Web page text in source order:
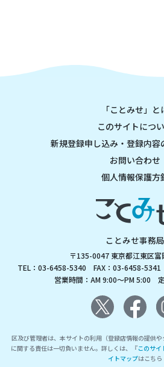
「ことみせ」と
このサイトにつ
新規登録申し込み・登録内容
お問い合わせ
個人情報保護方
ことみせ事務局
〒135-0047 東京都江東区
TEL：03-6458-5340 FAX：03-6458-
営業時間：AM 9:00～PM 5:00
区及び管理者は、本サイトの利用（登録店情報の提供
に関する責任は一切負いません。詳しくは、『このサ
イトマップはこちら